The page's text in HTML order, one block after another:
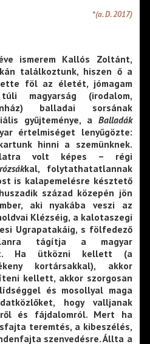
*(a. D. 2017)
ismerem Kallós Zoltánt,
találkoztunk, hiszen ő a
föl az életét, jómagam
magyarság (irodalom,
balladai sorsának
gyűjteménye, a Balladák
értelmiséget lenyűgözte:
hinni a szemünknek.
volt képes – régi
kal, folytathatatlannak
is kalapemelésre késztető
század közepén jön
aki nyakába veszi az
Klézséig, a kalotaszegi
Ugrapatakáig, s fölfedező
tágítja a magyar
Ha ütközni kellett (a
kortársakkal), akkor
kellett, akkor szorgosan
és mosollyal maga
hogy valljanak
és fájdalomról. Mert ha
teremtés, a kibeszélés,
szenvedésre. Állta a